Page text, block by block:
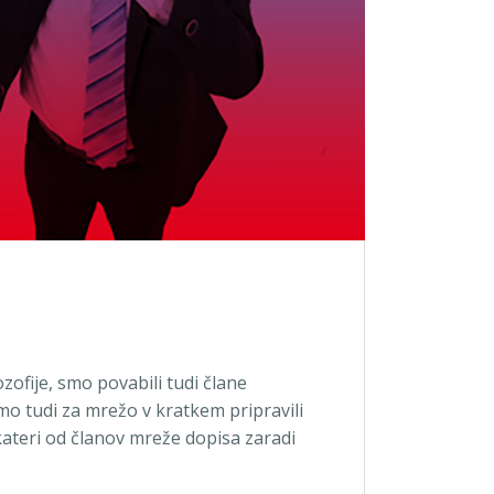
smo povabili tudi člane
tudi za mrežo v kratkem pripravili
od članov mreže dopisa zaradi